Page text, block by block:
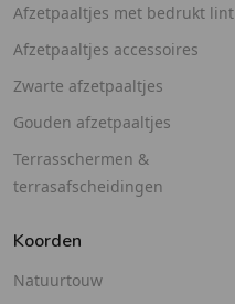
Afzetpaaltjes met bedrukt lint
Afzetpaaltjes accessoires
Zwarte afzetpaaltjes
Gouden afzetpaaltjes
Terrasschermen &
terrasafscheidingen
Koorden
Natuurtouw